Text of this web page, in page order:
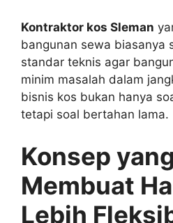
Kontraktor kos Sleman
bangunan sewa biasanya
standar teknis agar
minim masalah dalam
bisnis kos bukan hanya
tetapi soal bertahan lama.
Konsep
Membuat
Lebih